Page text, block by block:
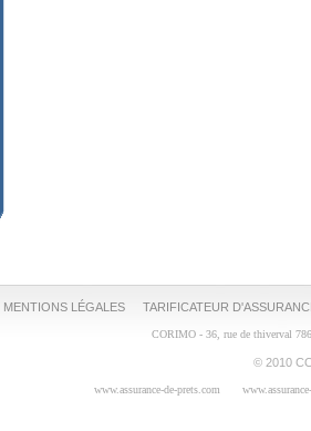
MENTIONS LÉGALES TARIFICATEUR
CORIMO - 36, rue de thiverval
© 2010
www.assurance-de-prets.com